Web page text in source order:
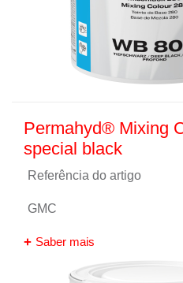
Permahyd® Mixing
special black
Referência do artigo
GMC
Saber mais